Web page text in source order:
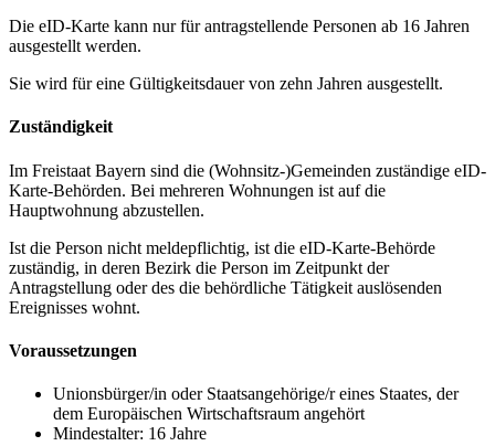
Die eID-Karte kann nur für antragstellende Personen ab 16 Jahren
ausgestellt werden.
Sie wird für eine Gültigkeitsdauer von zehn Jahren ausgestellt.
Zuständigkeit
Im Freistaat Bayern sind die (Wohnsitz-)Gemeinden zuständige eID-
Karte-Behörden. Bei mehreren Wohnungen ist auf die
Hauptwohnung abzustellen.
Ist die Person nicht meldepflichtig, ist die eID-Karte-Behörde
zuständig, in deren Bezirk die Person im Zeitpunkt der
Antragstellung oder des die behördliche Tätigkeit auslösenden
Ereignisses wohnt.
Voraussetzungen
Unionsbürger/in oder Staatsangehörige/r eines Staates, der
dem Europäischen Wirtschaftsraum angehört
Mindestalter: 16 Jahre